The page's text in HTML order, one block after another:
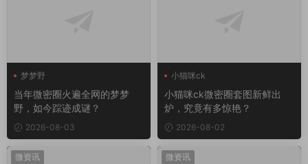
梦梦野
当年微密圈火遍全网的梦梦
野，如今踪迹成谜？
2026-08-03
小猫咪ck
小猫咪ck微密圈套图新鲜出
炉，究竟有多惊艳？
2026-08-02
微资讯 微资讯